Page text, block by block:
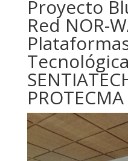
Proyecto
Red NOR-
PROTECMA